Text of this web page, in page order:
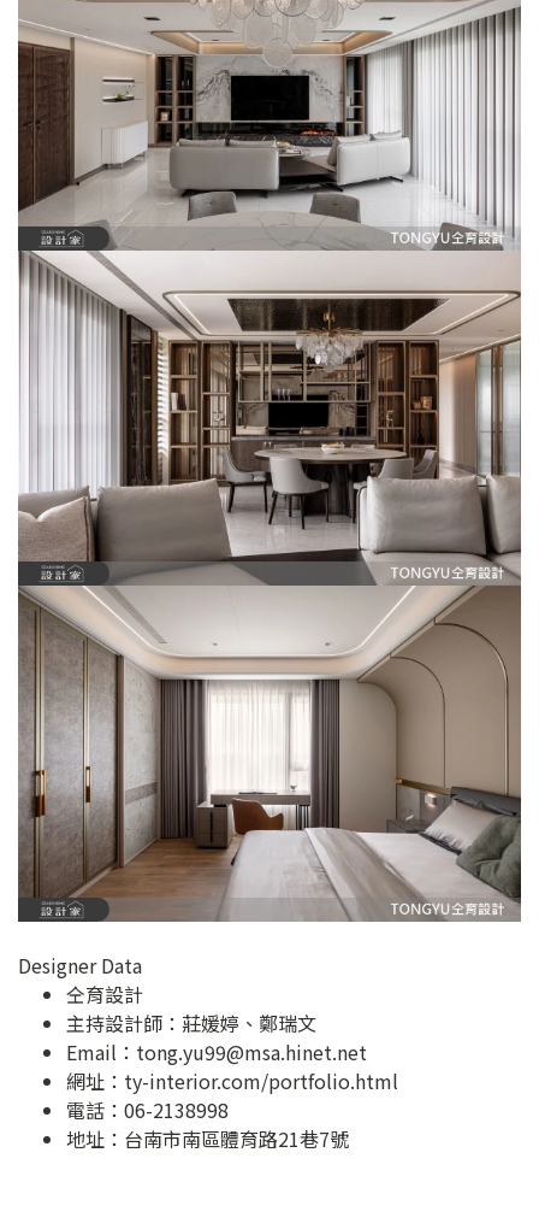
Designer Data
仝育設計
主持設計師：莊媛婷、鄭瑞文
Email： tong.yu99@msa.hinet.net
網址： ty-interior.com/portfolio.html
電話：06-2138998
地址： 台南市南區體育路21巷7號